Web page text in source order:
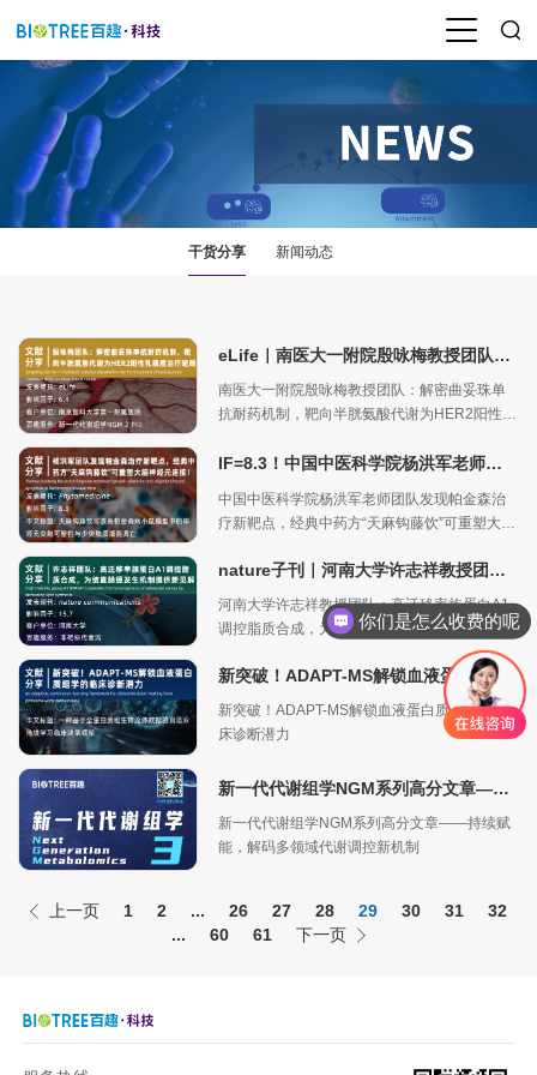
干货分享 新闻动态
eLife｜南医大一附院殷咏梅教授团队：解密曲妥珠单抗耐药机制，靶向半胱氨酸代谢为HER2阳性乳腺癌治疗破局
南医大一附院殷咏梅教授团队：解密曲妥珠单
抗耐药机制，靶向半胱氨酸代谢为HER2阳性乳
IF=8.3！中国中医科学院杨洪军老师团队发现帕金森治疗新靶点，经典中药方“天麻钩藤饮”可重塑大脑神经元连接！
中国中医科学院杨洪军老师团队发现帕金森治
疗新靶点，经典中药方“天麻钩藤饮”可重塑大脑
nature子刊｜河南大学许志祥教授团队：高迁移率族蛋白A1调控脂质合成，为结直肠癌发生机制提供新见解
河南大学许志祥教授团队：高迁移率族蛋白A1
调控脂质合成，为结直肠癌发生机制提供新见
新突破！ADAPT-MS解锁血液蛋白质组学的临床诊断潜力
新突破！ADAPT-MS解锁血液蛋白质组学的临
床诊断潜力
新一代代谢组学NGM系列高分文章——持续赋能，解码多领域代谢调控新机制
新一代代谢组学NGM系列高分文章——持续赋
能，解码多领域代谢调控新机制
上一页 1 2 ... 26 27 28 29 30 31
32
...
60 61 下一页
你们是怎么收费的呢